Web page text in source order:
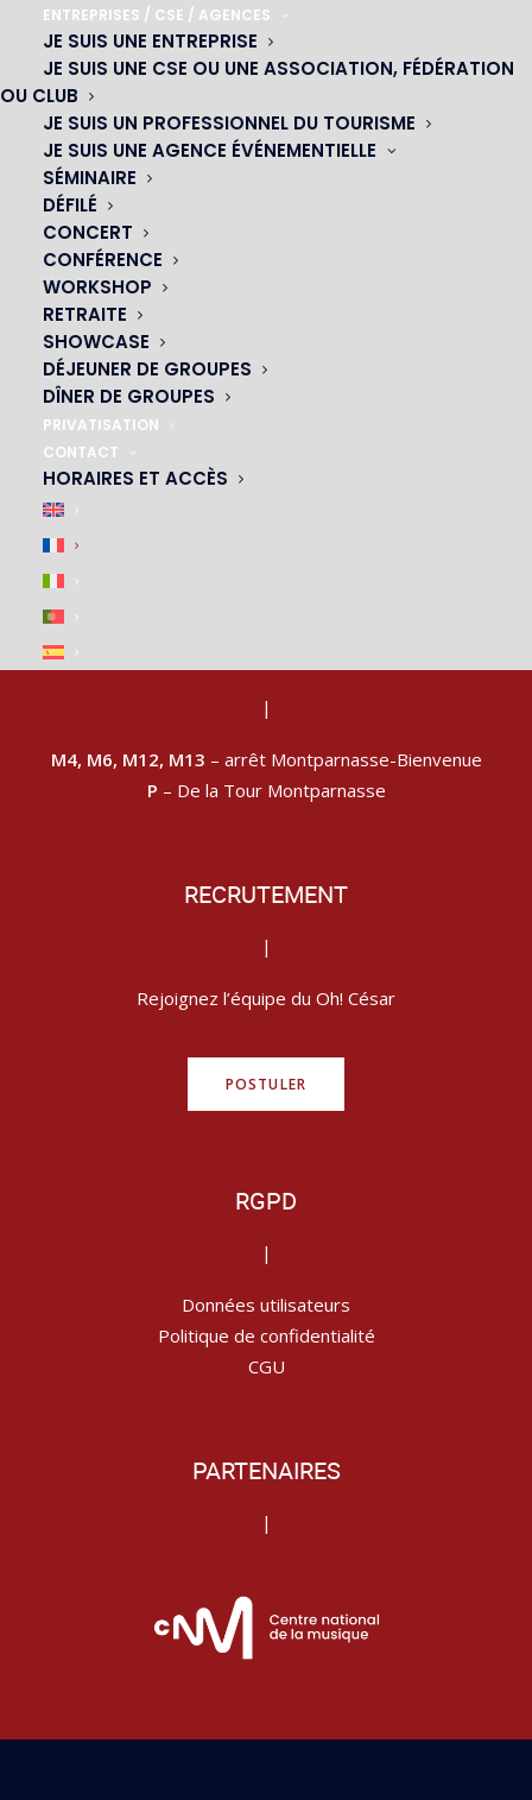
ENTREPRISES / CSE / AGENCES
JE SUIS UNE ENTREPRISE
JE SUIS UNE CSE OU UNE ASSOCIATION, FÉDÉRATION
OU CLUB
JE SUIS UN PROFESSIONNEL DU TOURISME
JE SUIS UNE AGENCE ÉVÉNEMENTIELLE
SÉMINAIRE
DÉFILÉ
CONCERT
CONFÉRENCE
WORKSHOP
RETRAITE
SHOWCASE
DÉJEUNER DE GROUPES
DÎNER DE GROUPES
PRIVATISATION
CONTACT
HORAIRES ET ACCÈS
OH! CÉSAR
|
|
M4, M6, M12, M13 – arrêt Montparnasse-Bienvenue
P – De la Tour Montparnasse
RECRUTEMENT
|
Rejoignez l’équipe du Oh! César
POSTULER
RGPD
|
Données utilisateurs
Politique de confidentialité
CGU
PARTENAIRES
|